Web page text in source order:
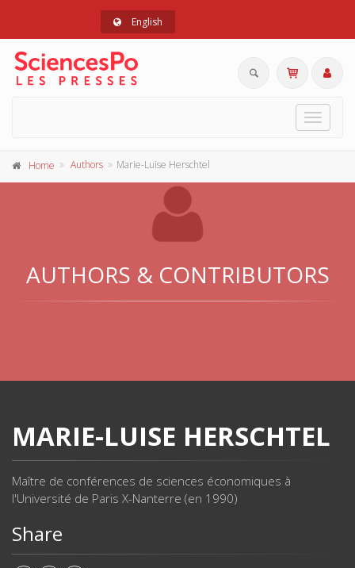
English
Toggle
Home Authors Marie-Luise Herschtel
AUTHORS & CONTRIBUTORS
MARIE-LUISE HERSCHTEL
Maître de conférences de sciences économiques à
l'Université de Paris X-Nanterre (en 1990)
Share